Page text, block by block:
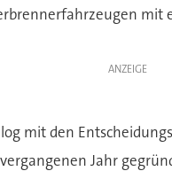
mit
ANZEIGE
mit den
Jahr